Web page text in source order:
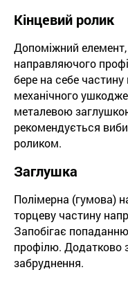
Кінцевий ролик
Допоміжний
направляючого
бере на себе
механічного
металевою
рекомендується
роликом.
Заглушка
Полімерна (гумова)
торцеву частину
Запобігає
профілю. Додатково
забруднення.